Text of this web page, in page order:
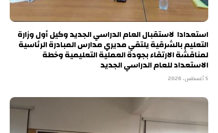
استعدادا لاستقبال العام الدراسي الجديد وكيل أول وزارة
التعليم بالشرقية يلتقي مديري مدارس المبادرة الرئاسية
لمناقشة الارتقاء بجودة العملية التعليمية وخطة
الاستعداد للعام الدراسي الجديد
5 أغسطس، 2026